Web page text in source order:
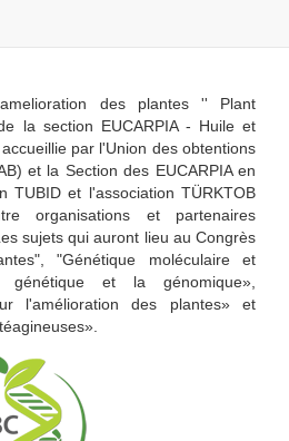
des plantes '' Plant
la section EUCARPIA - Huile et
par l'Union des obtentions
et la Section des EUCARPIA en
TUBID et l'association TÜRKTOB
organisations et partenaires
sujets qui auront lieu au Congrès
"Génétique moléculaire et
génétique et la génomique»,
l'amélioration des plantes» et